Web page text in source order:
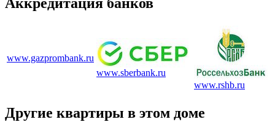
www.gazprombank.ru
www.sberbank.ru
www.rshb.ru
Другие квартиры в этом доме